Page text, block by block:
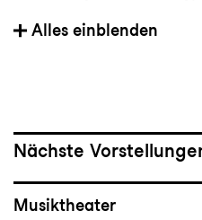
Butterfly) , Nemorino
Lensky
Gastengagements:
Don Jose in
Alles einblenden
Nächste
Musiktheater